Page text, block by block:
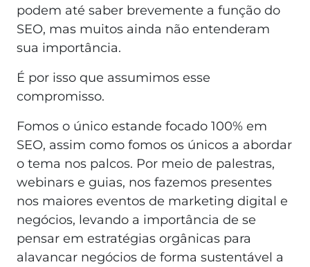
podem até saber brevemente a função do
SEO, mas muitos ainda não entenderam
sua importância.
É por isso que assumimos esse
compromisso.
Fomos o único estande focado 100% em
SEO, assim como fomos os únicos a abordar
o tema nos palcos. Por meio de palestras,
webinars e guias, nos fazemos presentes
nos maiores eventos de marketing digital e
negócios, levando a importância de se
pensar em estratégias orgânicas para
alavancar negócios de forma sustentável a